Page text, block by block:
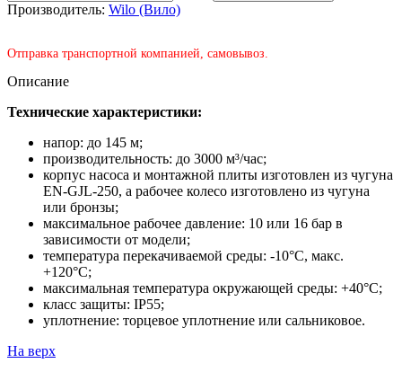
Производитель: Wilo (Вило)
Отправка транспортной компанией, самовывоз.
Описание
Технические характеристики:
напор: до 145 м;
производительность: до 3000 м³/час;
корпус насоса и монтажной плиты изготовлен из чугуна
EN-GJL-250, а рабочее колесо изготовлено из чугуна
или бронзы;
максимальное рабочее давление: 10 или 16 бар в
зависимости от модели;
температура перекачиваемой среды: -10°С, макс.
+120°С;
максимальная температура окружающей среды: +40°С;
класс защиты: IP55;
уплотнение: торцевое уплотнение или сальниковое.
На верх